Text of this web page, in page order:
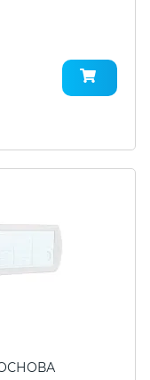
ОСНОВА